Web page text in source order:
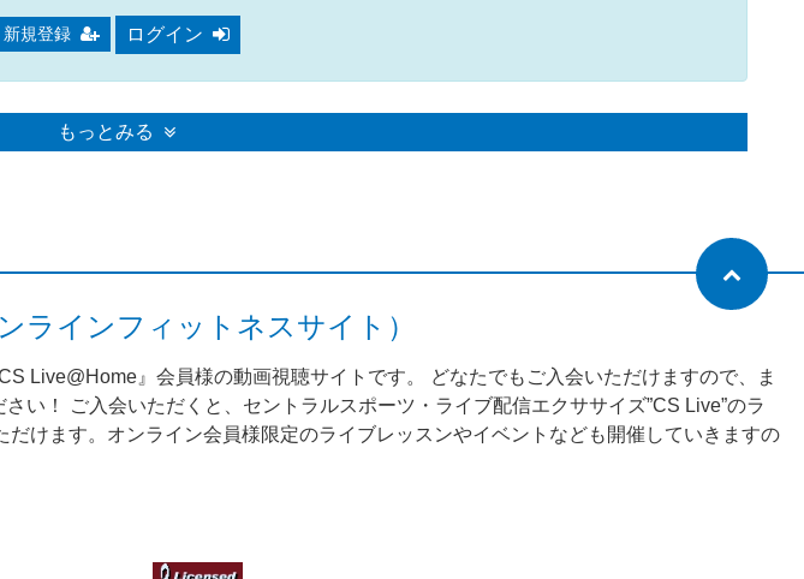
新規登録 ログイン
もっとみる
ラインフィットネスサイト）
Live@Home』会員様の動画視聴サイトです。 どなたでもご入会いただけますので、ま
い！ ご入会いただくと、セントラルスポーツ・ライブ配信エクササイズ”CS Live”のラ
けます。オンライン会員様限定のライブレッスンやイベントなども開催していきますの